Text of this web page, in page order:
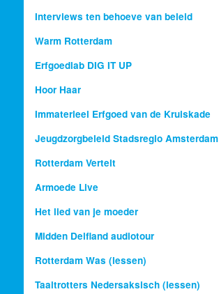
Interviews ten behoeve van beleid
Warm Rotterdam
Erfgoedlab DIG IT UP
Hoor Haar
Immaterieel Erfgoed van de Kruiskade
Jeugdzorgbeleid Stadsregio Amsterdam
Rotterdam Vertelt
Armoede Live
Het lied van je moeder
Midden Delfland audiotour
Rotterdam Was (lessen)
Taaltrotters Nedersaksisch (lessen)